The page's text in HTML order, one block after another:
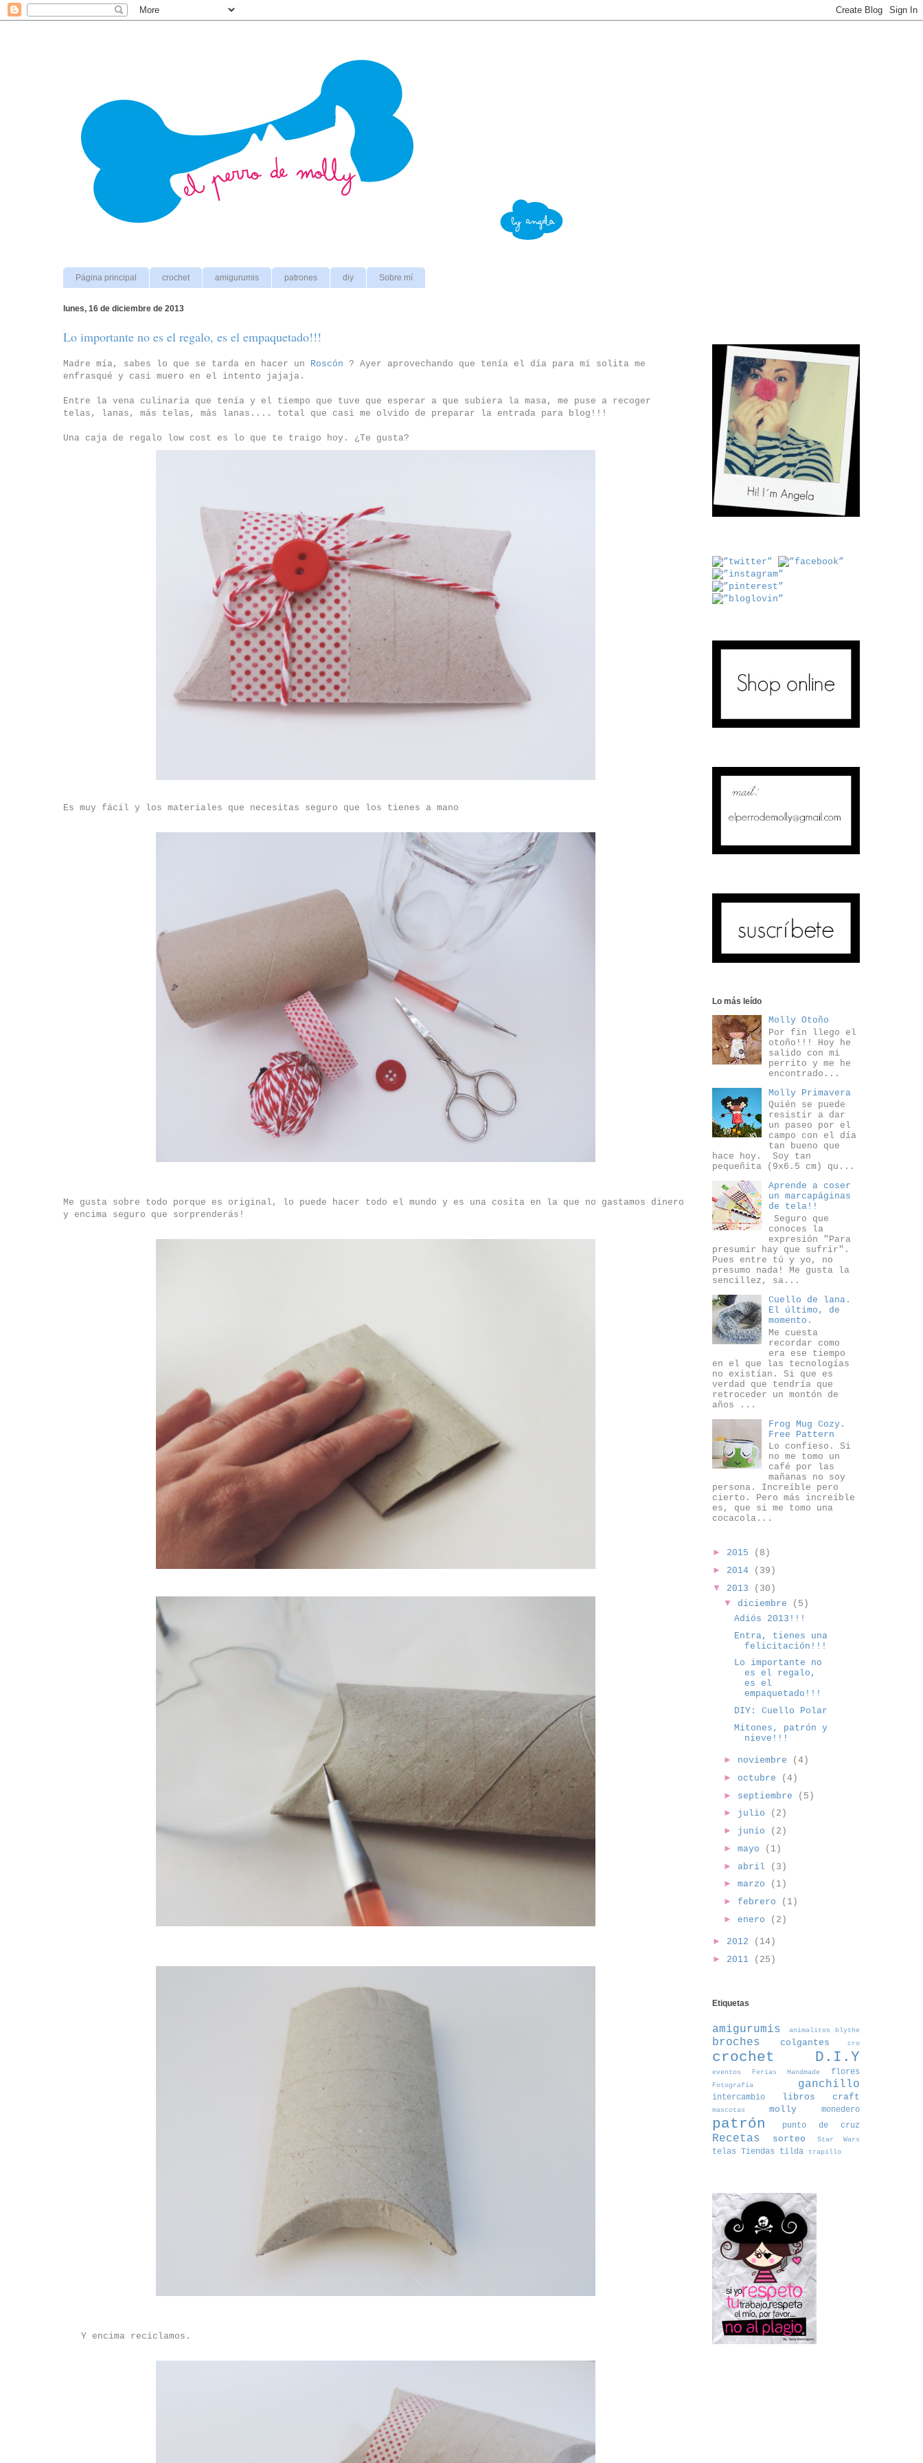
Página principal crochet amigurumis patrones diy Sobre mí
lunes, 16 de diciembre de 2013
Lo importante no es el regalo, es el empaquetado!!!
Madre mía, sabes lo que se tarda en hacer un Roscón ? Ayer aprovechando que tenía el día para mí solita me
enfrasqué y casi muero en el intento jajaja.
Entre la vena culinaria que tenía y el tiempo que tuve que esperar a que subiera la masa, me puse a recoger
telas, lanas, más telas, más lanas.... total que casi me olvido de preparar la entrada para blog!!!
Una caja de regalo low cost es lo que te traigo hoy. ¿Te gusta?
Es muy fácil y los materiales que necesitas seguro que los tienes a mano
Me gusta sobre todo porque es original, lo puede hacer todo el mundo y es una cosita en la que no gastamos dinero
y encima seguro que sorprenderás!
Y encima reciclamos.
Lo más leído
Molly Otoño
Por fin llego el
otoño!!! Hoy he
salido con mi
perrito y me he
encontrado...
Molly Primavera
Quién se puede
resistir a dar
un paseo por el
campo con el día
tan bueno que
hace hoy. Soy tan
pequeñita (9x6.5 cm) qu...
Aprende a coser
un marcapáginas
de tela!!
Seguro que
conoces la
expresión "Para
presumir hay que sufrir".
Pues entre tú y yo, no
presumo nada! Me gusta la
sencillez, sa...
Cuello de lana.
El último, de
momento.
Me cuesta
recordar como
era ese tiempo
en el que las tecnologías
no existían. Si que es
verdad que tendría que
retroceder un montón de
años ...
Frog Mug Cozy.
Free Pattern
Lo confieso. Si
no me tomo un
café por las
mañanas no soy
persona. Increíble pero
cierto. Pero más increíble
es, que si me tomo una
cocacola...
► 2015
(8)
► 2014
(39)
▼ 2013
(30)
▼ diciembre
(5)
Adiós 2013!!!
Entra, tienes una
felicitación!!!
Lo importante no
es el regalo,
es el
empaquetado!!!
DIY: Cuello Polar
Mitones, patrón y
nieve!!!
► noviembre
(4)
► octubre
(4)
► septiembre
(5)
► julio
(2)
► junio
(2)
► mayo
(1)
► abril
(3)
► marzo
(1)
► febrero
(1)
► enero (2)
► 2012
(14)
► 2011 (25)
Etiquetas
amigurumis animalitos blythe
broches colgantes cro
crochet D.I.Y
eventos Ferias Handmade flores
Fotografía ganchillo
intercambio libros craft
mascotas molly monedero
patrón punto de cruz
Recetas sorteo Star Wars
telas Tiendas tilda trapillo